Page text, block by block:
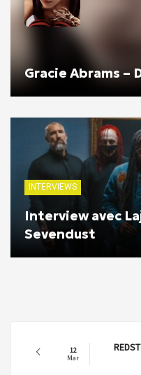
Gracie Abrams –
INTERVIEWS
Interview avec
Sevendust
12
Mar